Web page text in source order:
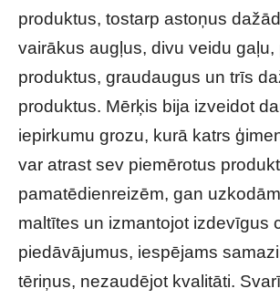
produktus, tostarp astoņus
vairākus augļus, divu veidu gaļu,
produktus, graudaugus un trīs
produktus. Mērķis bija izveidot
iepirkumu grozu, kurā katrs
var atrast sev piemērotus
pamatēdienreizēm, gan
maltītes un izmantojot izdevīgus
piedāvājumus, iespējams
tēriņus, nezaudējot kvalitāti.